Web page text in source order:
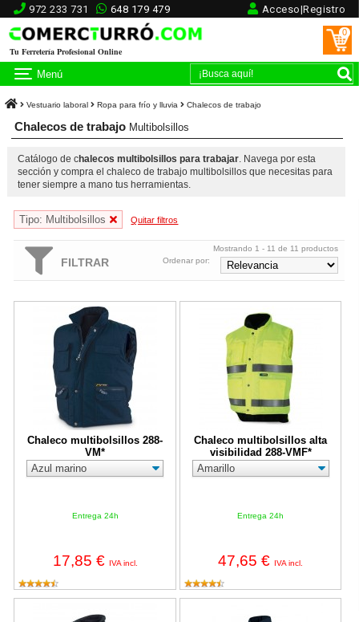
972 233 731 648 179 479 Acceso|Registro
Tu Ferretería Profesional Online
0
Menú
Vestuario laboral Ropa para frío y lluvia Chalecos de trabajo
Chalecos de trabajo Multibolsillos
Catálogo de chalecos multibolsillos para trabajar. Navega por esta
sección y compra el chaleco de trabajo multibolsillos que necesitas para
tener siempre a mano tus herramientas.
Tipo: Multibolsillos Quitar filtros
FILTRAR
Mostrando 1 - 11 de 11 productos
Ordenar por:
Chaleco multibolsillos 288-
VM*
Entrega 24h
17,85 € IVA incl.
Chaleco multibolsillos 288-VM*
Chaleco multibolsillos alta
visibilidad 288-VMF*
Entrega 24h
47,65 € IVA incl.
Chaleco multibolsillos alta